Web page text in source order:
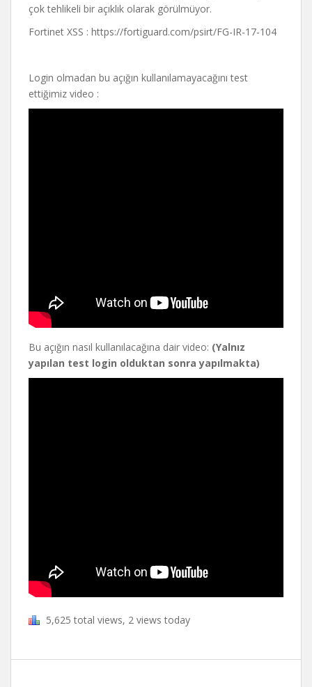
çok tehlikeli bir açıklık olarak görülmüyor.
Fortinet XSS : https://fortiguard.com/psirt/FG-IR-17-104
Login olmadan bu açığın kullanılamayacağını test
ettiğimiz video :
Bu açığın nasıl kullanılacağına dair video: (Yalnız
yapılan test login olduktan sonra yapılmakta)
5,625 total views, 2 views today